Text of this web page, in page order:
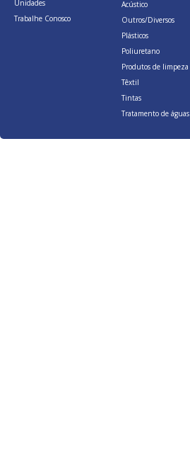
Unidades
Trabalhe Conosco
Acústico
Outros/Diversos
Plásticos
Poliuretano
Produtos de limpeza
Têxtil
Tintas
Tratamento de águas